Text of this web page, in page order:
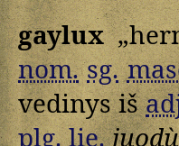
gaylux
nom. sg.
vedinys iš
plg. lie.